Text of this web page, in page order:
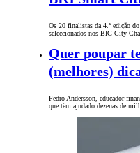
Os 20 finalistas da 4.ª edição
seleccionados nos BIG City
Quer poupar
(melhores)
Pedro Andersson, educador
que têm ajudado dezenas de